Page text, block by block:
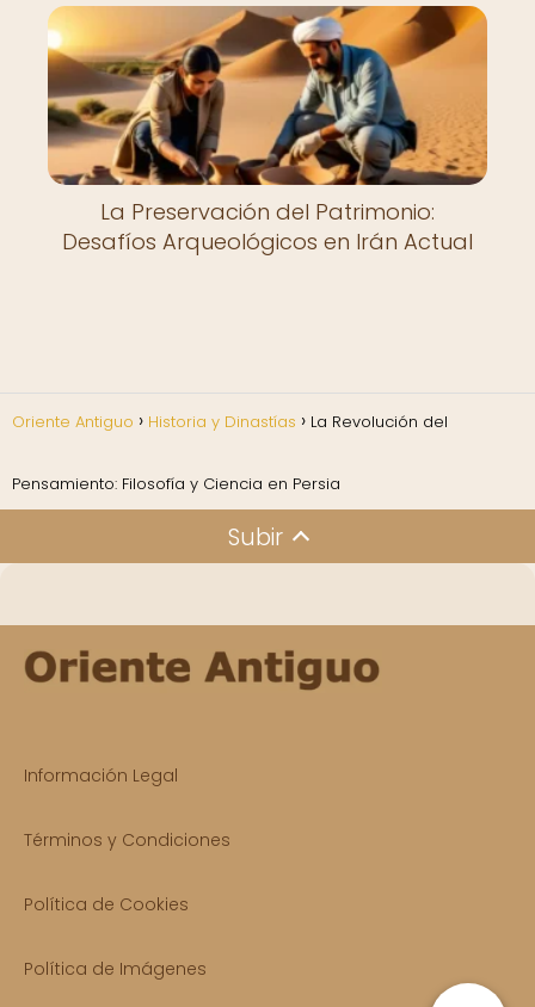
La Preservación del Patrimonio:
Desafíos Arqueológicos en Irán Actual
Oriente Antiguo Historia y Dinastías La Revolución del
Pensamiento: Filosofía y Ciencia en Persia
Subir
Información Legal
Términos y Condiciones
Política de Cookies
Política de Imágenes